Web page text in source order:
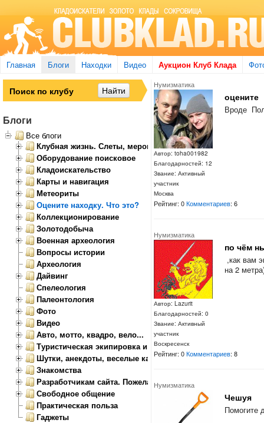
Главная Блоги Находки Видео Аукцион Клуб Клада
Нумизматика
Автор: toha001982
Благодарностей: 12
Звание: Активный
участник
Москва
оцените
Вроде
Рейтинг: 0Комментариев: 6
Нумизматика
Автор: Lazurit
Благодарностей: 0
Звание: Активный
участник
Воскресенск
по чём
,как вам
на 2
Рейтинг: 0Комментариев: 8
Нумизматика
Чешуя
Помогите
Блоги
Все блоги
Клубная жизнь. Слеты, мероприятия
Оборудование поисковое
Кладоискательство
Карты и навигация
Метеориты
Оцените находку. Что это?
Коллекционирование
Золотодобыча
Военная археология
Вопросы истории
Археология
Дайвинг
Спелеология
Палеонтология
Фото
Видео
Авто, мотто, квадро, вело...
Туристическая экипировка и снаряжение
Шутки, анекдоты, веселые картинки
Знакомства
Разработчикам сайта. Пожелания, замечания.
Свободное общение
Практическая польза
Гаджеты